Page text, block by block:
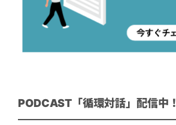
PODCAST「循環対話」配信中！